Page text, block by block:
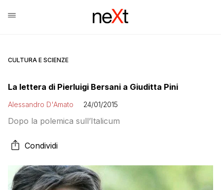
CULTURA E SCIENZE
La lettera di Pierluigi Bersani a Giuditta Pini
Alessandro D'Amato 24/01/2015
Dopo la polemica sull’Italicum
Condividi